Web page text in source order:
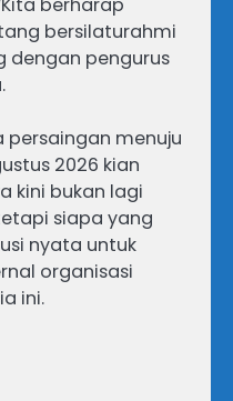
bersilaturahmi
dengan pengurus
persaingan menuju
2026 kian
kini bukan lagi
siapa yang
nyata untuk
organisasi
ini.